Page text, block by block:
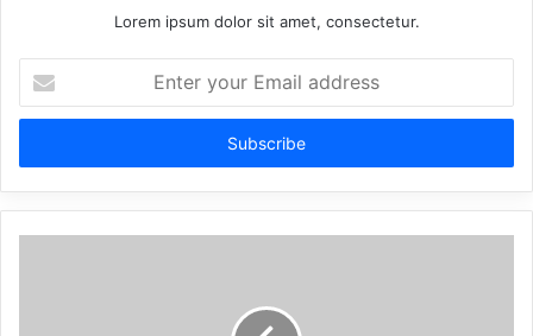
Lorem ipsum dolor sit amet, consectetur.
your
Email